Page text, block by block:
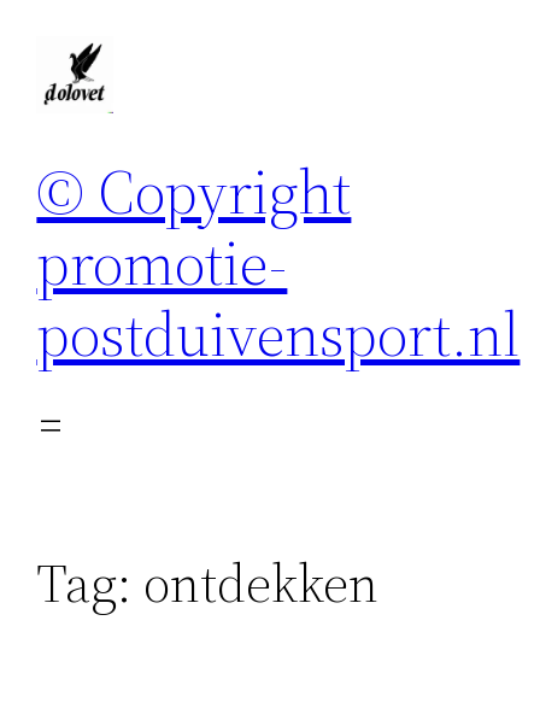
© Copyright
promotie-
postduivensport.nl
Tag: ontdekken